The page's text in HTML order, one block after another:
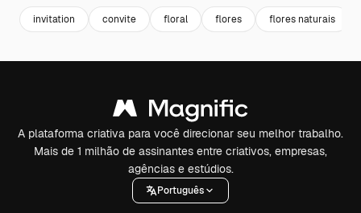
invitation convite floral flores flores naturais
A plataforma criativa para você direcionar seu melhor trabalho.
Mais de 1 milhão de assinantes entre criativos, empresas,
agências e estúdios.
Português